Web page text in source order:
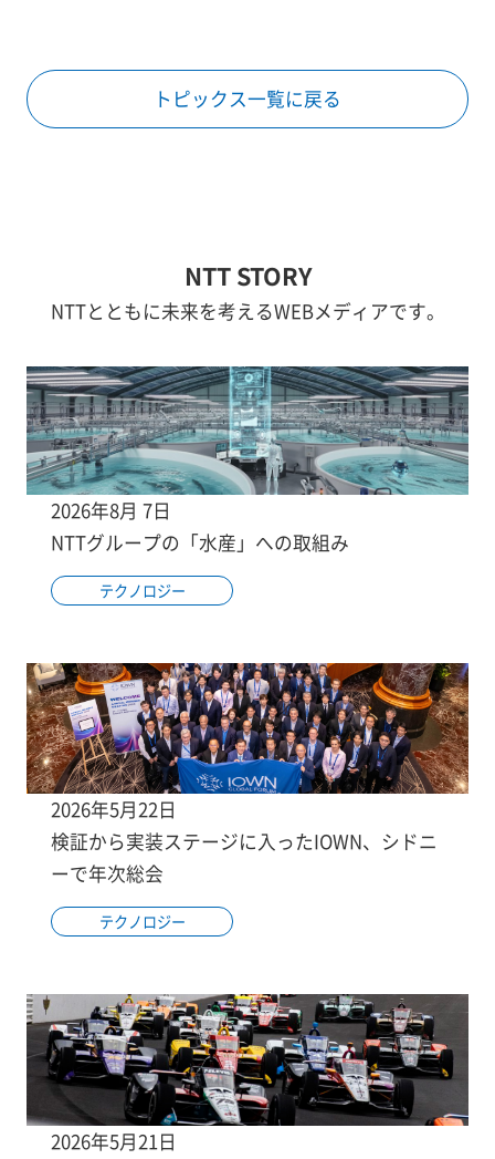
トピックス一覧に戻る
NTT STORY
NTTとともに未来を考えるWEBメディアです。
2026年8月 7日
NTTグループの「水産」への取組み
テクノロジー
2026年5月22日
検証から実装ステージに入ったIOWN、シドニ
ーで年次総会
テクノロジー
2026年5月21日